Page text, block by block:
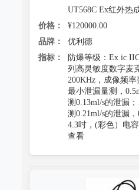
UT568C Ex红外热
价格：
¥120000.00
品牌：
优利德
指标：
防爆等级：Ex ic
列高灵敏度数字麦
200KHz，成像频率
最小泄漏量测，
测0.13ml/s的泄漏
测0.21ml/s的泄漏
4.3吋，(彩色）电
查看